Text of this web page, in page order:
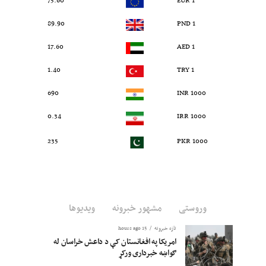
1 PND
89.90
1 AED
17.60
1 TRY
1.40
1000 INR
690
1000 IRR
0.34
1000 PKR
235
وروستی مشهور خبرونه ویدیوها
تازه خبرونه 15 hours ago
امریکا په افغانستان کې د داعش خراسان له
ګواښه خبرداری ورکړ